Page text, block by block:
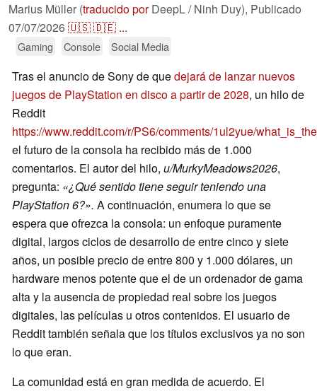
Marius Müller (traducido porDeepL / Ninh Duy), Publicado
07/07/2026🇺🇸🇩🇪 ...
Gaming Console Social Media
Tras el anuncio de Sony de quedejará de lanzar nuevos
juegos de PlayStation en disco a partir de 2028, un hilo de
Reddit
https://www.reddit.com/r/PS6/comments/1ul2yue/
el futuro de la consola ha recibido más de 1.000
comentarios. El autor del hilo, u/MurkyMeadows2026,
pregunta: «¿Qué sentido tiene seguir teniendo una
PlayStation 6?». A continuación, enumera lo que se
espera que ofrezca la consola: un enfoque puramente
digital, largos ciclos de desarrollo de entre cinco y siete
años, un posible precio de entre 800 y 1.000 dólares, un
hardware menos potente que el de un ordenador de gama
alta y la ausencia de propiedad real sobre los juegos
digitales, las películas u otros contenidos. El usuario de
Reddit también señala que los títulos exclusivos ya no son
lo que eran.
La comunidad está en gran medida de acuerdo. El